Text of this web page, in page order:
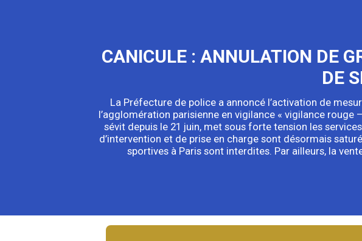
CANICULE : ANNULATION DE
DE
La Préfecture de police a annoncé l’activation de
l’agglomération parisienne en vigilance « vigilance
sévit depuis le 21 juin, met sous forte tension les
d’intervention et de prise en charge sont désormais